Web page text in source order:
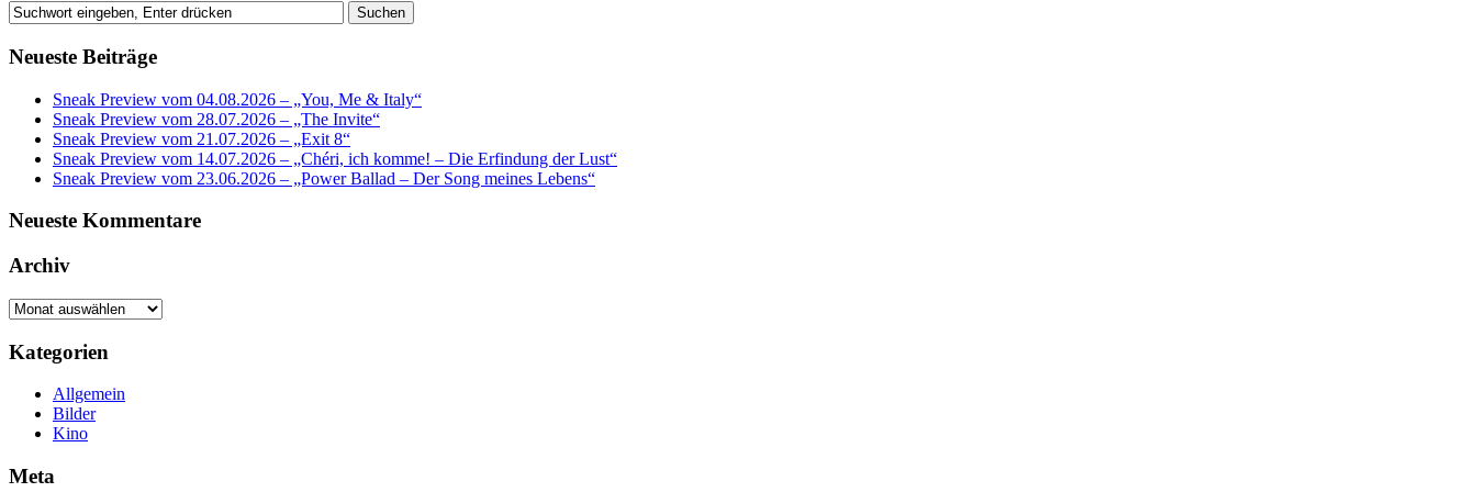
Neueste Beiträge
Sneak Preview vom 04.08.2026 – „You, Me & Italy“
Sneak Preview vom 28.07.2026 – „The Invite“
Sneak Preview vom 21.07.2026 – „Exit 8“
Sneak Preview vom 14.07.2026 – „Chéri, ich komme! – Die Erfindung der Lust“
Sneak Preview vom 23.06.2026 – „Power Ballad – Der Song meines Lebens“
Neueste Kommentare
Archiv
Archiv
Kategorien
Allgemein
Bilder
Kino
Meta